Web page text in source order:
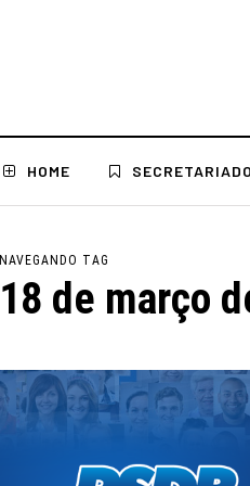
HOME SECRETARIADO
NAVEGANDO TAG
18 de março